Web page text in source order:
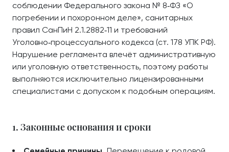
соблюдении Федерального закона № 8‑ФЗ «О
погребении и похоронном деле», санитарных
правил СанПиН 2.1.2882‑11 и требований
Уголовно‑процессуального кодекса (ст. 178 УПК РФ).
Нарушение регламента влечёт административную
или уголовную ответственность, поэтому работы
выполняются исключительно лицензированными
специалистами с допуском к подобным операциям.
1. Законные основания и сроки